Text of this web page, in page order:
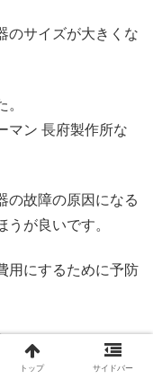
のサイズが大きくな
マン 長府製作所な
の故障の原因になる
が良いです。
用にするために予防
換でホームセンター
トップ サイドバー